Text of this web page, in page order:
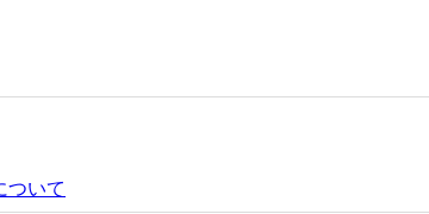
ついて